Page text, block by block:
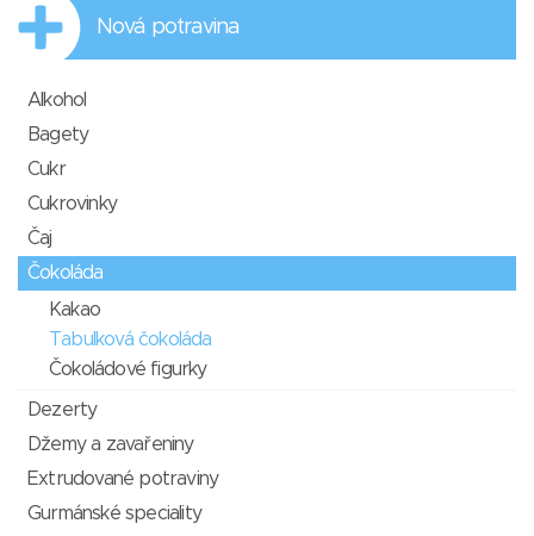
Nová potravina
Alkohol
Bagety
Cukr
Cukrovinky
Čaj
Čokoláda
Kakao
Tabulková čokoláda
Čokoládové figurky
Dezerty
Džemy a zavařeniny
Extrudované potraviny
Gurmánské speciality